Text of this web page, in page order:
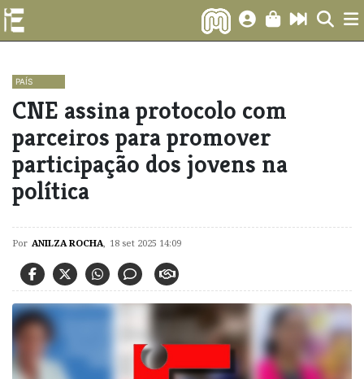
PAÍS
CNE assina protocolo com
parceiros para promover
participação dos jovens na
política
Por ANILZA ROCHA, 18 set 2025 14:09